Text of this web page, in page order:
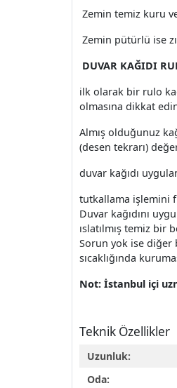
Zemin temiz kuru
Zemin pütürlü ise
DUVAR KAĞIDI
ilk olarak bir rulo
olmasına dikkat
Almış olduğunuz
(desen tekrarı)
duvar kağıdı
tutkallama işlemini
Duvar kağıdını
ıslatılmış temiz bir
Sorun yok ise diğer
sıcaklığında
Not: İstanbul içi
Teknik Özellikler
Uzunluk:
Oda: